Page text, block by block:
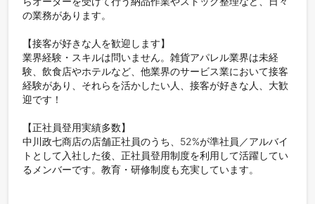
の業務があります。
【接客が好きな人を歓迎します】
業界経験・スキルは問いません。雑貨アパレル業界は未経
験、飲食店やホテルなど、他業界のサービス業において接客
経験があり、それらを活かしたい人、接客が好きな人、大歓
迎です！
【正社員登用実績多数】
中川政七商店の店舗正社員のうち、52%が準社員／アルバイ
トとして入社した後、正社員登用制度を利用して活躍してい
るメンバーです。教育・研修制度も充実しています。